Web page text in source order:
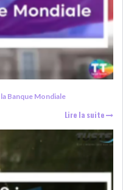
COMPOSANTS
AUTOMOBILES
DISTRIBUTION
AUTOMOBILE
DIVERS
Banque Mondiale
Lire la suite